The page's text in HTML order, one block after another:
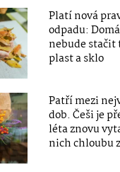
Platí nová
odpadu:
nebude
plast a sklo
Patří mezi
dob. Češi je
léta znovu
nich chloubu